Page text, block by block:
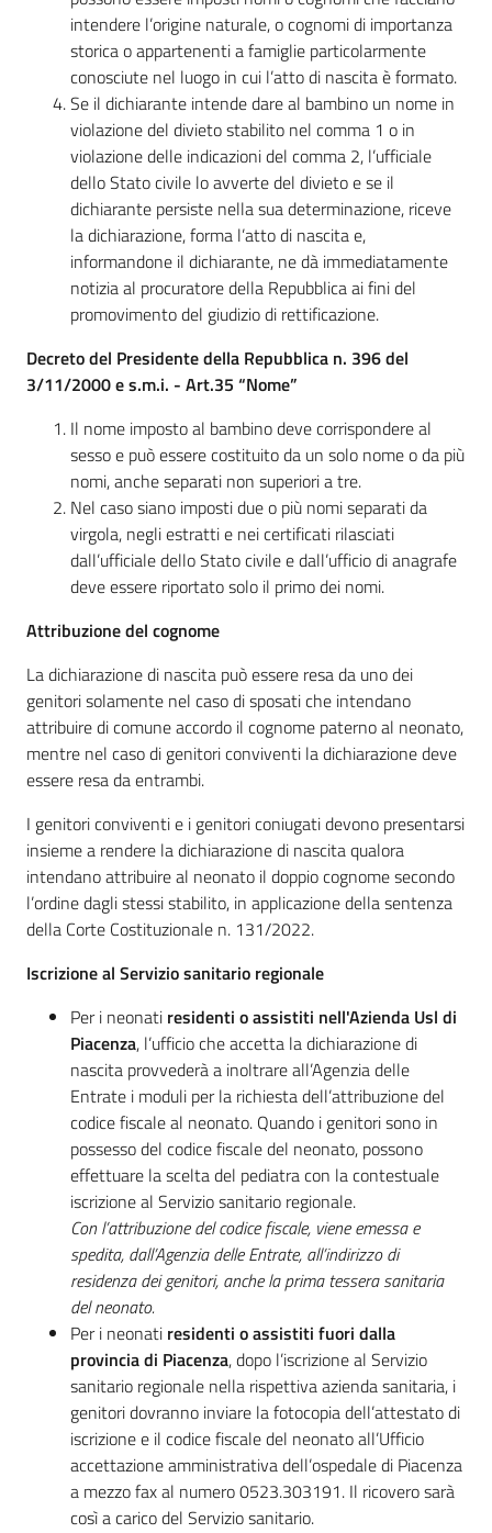
intendere l’origine naturale, o cognomi di importanza
storica o appartenenti a famiglie particolarmente
conosciute nel luogo in cui l’atto di nascita è formato.
Se il dichiarante intende dare al bambino un nome in
violazione del divieto stabilito nel comma 1 o in
violazione delle indicazioni del comma 2, l’ufficiale
dello Stato civile lo avverte del divieto e se il
dichiarante persiste nella sua determinazione, riceve
la dichiarazione, forma l’atto di nascita e,
informandone il dichiarante, ne dà immediatamente
notizia al procuratore della Repubblica ai fini del
promovimento del giudizio di rettificazione.
Decreto del Presidente della Repubblica n. 396 del
3/11/2000 e s.m.i. - Art.35 “Nome”
Il nome imposto al bambino deve corrispondere al
sesso e può essere costituito da un solo nome o da più
nomi, anche separati non superiori a tre.
Nel caso siano imposti due o più nomi separati da
virgola, negli estratti e nei certificati rilasciati
dall’ufficiale dello Stato civile e dall’ufficio di anagrafe
deve essere riportato solo il primo dei nomi.
Attribuzione del cognome
La dichiarazione di nascita può essere resa da uno dei
genitori solamente nel caso di sposati che intendano
attribuire di comune accordo il cognome paterno al neonato,
mentre nel caso di genitori conviventi la dichiarazione deve
essere resa da entrambi.
I genitori conviventi e i genitori coniugati devono presentarsi
insieme a rendere la dichiarazione di nascita qualora
intendano attribuire al neonato il doppio cognome secondo
l’ordine dagli stessi stabilito, in applicazione della sentenza
della Corte Costituzionale n. 131/2022.
Iscrizione al Servizio sanitario regionale
Per i neonati residenti o assistiti nell'Azienda Usl di
Piacenza, l’ufficio che accetta la dichiarazione di
nascita provvederà a inoltrare all’Agenzia delle
Entrate i moduli per la richiesta dell’attribuzione del
codice fiscale al neonato. Quando i genitori sono in
possesso del codice fiscale del neonato, possono
effettuare la scelta del pediatra con la contestuale
iscrizione al Servizio sanitario regionale.
Con l’attribuzione del codice fiscale, viene emessa e
spedita, dall’Agenzia delle Entrate, all’indirizzo di
residenza dei genitori, anche la prima tessera sanitaria
del neonato.
Per i neonati residenti o assistiti fuori dalla
provincia di Piacenza, dopo l’iscrizione al Servizio
sanitario regionale nella rispettiva azienda sanitaria, i
genitori dovranno inviare la fotocopia dell’attestato di
iscrizione e il codice fiscale del neonato all’Ufficio
accettazione amministrativa dell’ospedale di Piacenza
a mezzo fax al numero 0523.303191. Il ricovero sarà
così a carico del Servizio sanitario.